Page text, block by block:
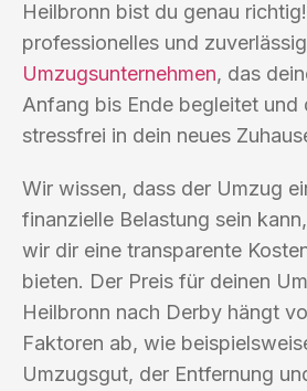
Heilbronn bist du genau
professionelles und
Umzugsunternehmen, das
Anfang bis Ende begleitet und
stressfrei in dein neues
Wir wissen, dass der Umzug
finanzielle Belastung sein
wir dir eine transparente
bieten. Der Preis für deinen
Heilbronn nach Derby hängt
Faktoren ab, wie
Umzugsgut, der Entfernung